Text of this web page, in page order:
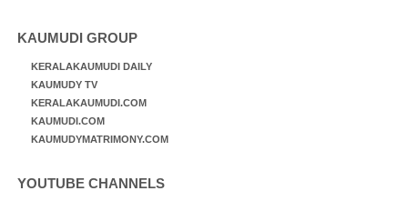
KAUMUDI GROUP
KERALAKAUMUDI DAILY
KAUMUDY TV
KERALAKAUMUDI.COM
KAUMUDI.COM
KAUMUDYMATRIMONY.COM
YOUTUBE CHANNELS